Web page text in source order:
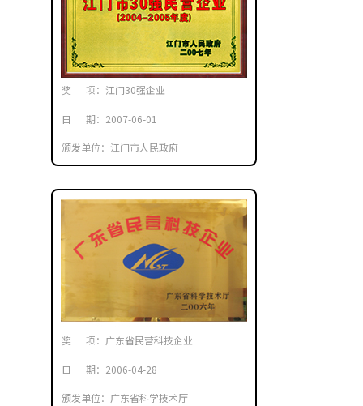
奖 项：江门30强企业
日 期：2007-06-01
颁发单位：江门市人民政府
奖 项：广东省民营科技企业
日 期：2006-04-28
颁发单位：广东省科学技术厅